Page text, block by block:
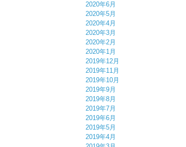
2020年6月
2020年5月
2020年4月
2020年3月
2020年2月
2020年1月
2019年12月
2019年11月
2019年10月
2019年9月
2019年8月
2019年7月
2019年6月
2019年5月
2019年4月